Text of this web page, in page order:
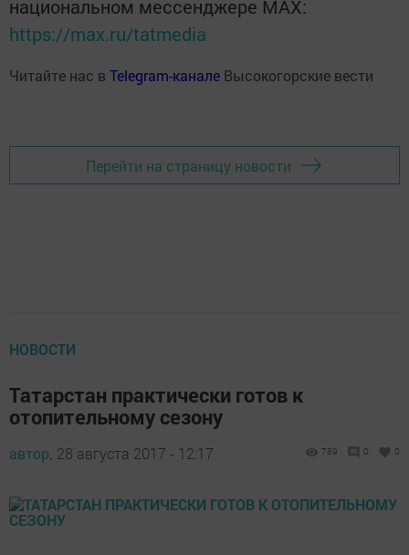
национальном мессенджере MАХ:
https://max.ru/tatmedia
Читайте нас в Telegram-канале Высокогорские вести
Перейти на страницу новости
НОВОСТИ
Татарстан практически готов к
отопительному сезону
автор, 28 августа 2017 - 12:17 789 0 0